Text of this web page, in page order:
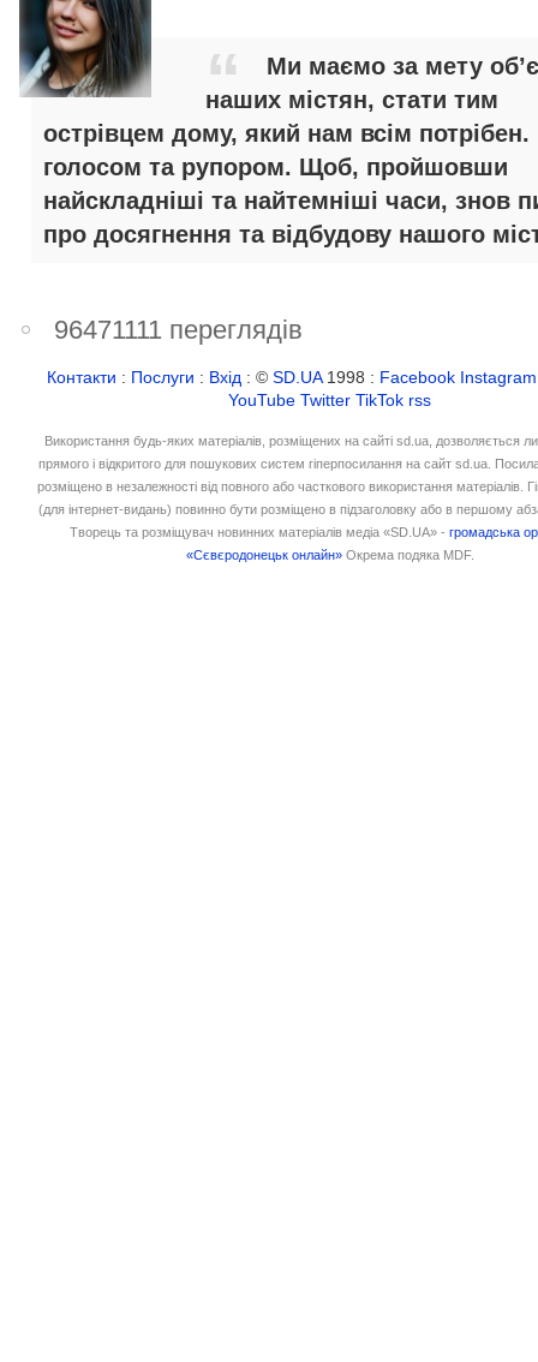
Ми маємо за мету
наших містян, стати тим
острівцем дому, який нам всім потрібен.
голосом та рупором. Щоб, пройшовши
найскладніші та найтемніші часи, знов
про досягнення та відбудову нашого
96471111 переглядів
Контакти : Послуги : Вхід : ©SD.UA1998 : Facebook Instagram
YouTube Twitter TikTok rss
Використання будь-яких матеріалів, розміщених на сайті sd.ua, дозволяється
прямого і відкритого для пошукових систем гіперпосилання на сайт sd.ua.
розміщено в незалежності від повного або часткового використання матеріалів.
(для інтернет-видань) повинно бути розміщено в підзаголовку або в першому
Творець та розміщувач новинних матеріалів медіа «SD.UA» -громадська
«Сєвєродонецьк онлайн» Окрема подяка MDF.